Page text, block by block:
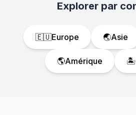
Explorer par
🇪🇺Europe 🌏Asie
🌎Amérique 🏝️